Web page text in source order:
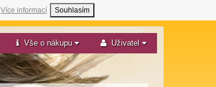
Více informací Souhlasím
Vše o nákupu Uživatel